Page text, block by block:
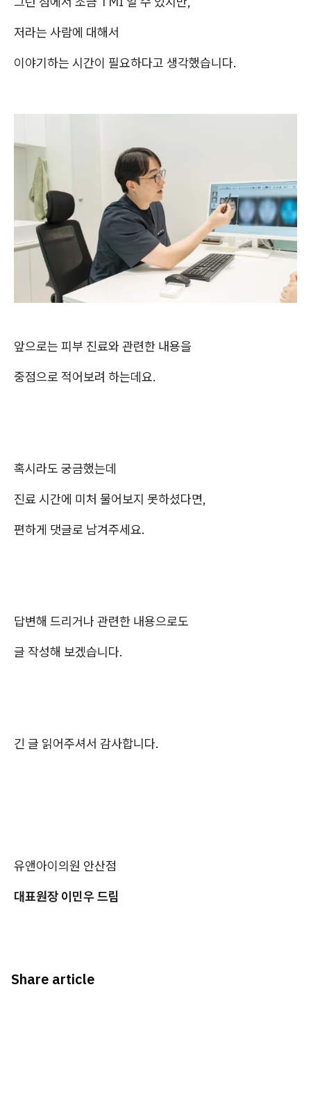
저라는 사람에 대해서
이야기하는 시간이 필요하다고 생각했습니다.
앞으로는 피부 진료와 관련한 내용을
중점으로 적어보려 하는데요.
혹시라도 궁금했는데
진료 시간에 미처 물어보지 못하셨다면,
편하게 댓글로 남겨주세요.
답변해 드리거나 관련한 내용으로도
글 작성해 보겠습니다.
긴 글 읽어주셔서 감사합니다.
유앤아이의원 안산점
대표원장 이민우 드림
Share article